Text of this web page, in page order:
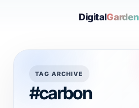
DigitalGarden
TAG ARCHIVE
#carbon